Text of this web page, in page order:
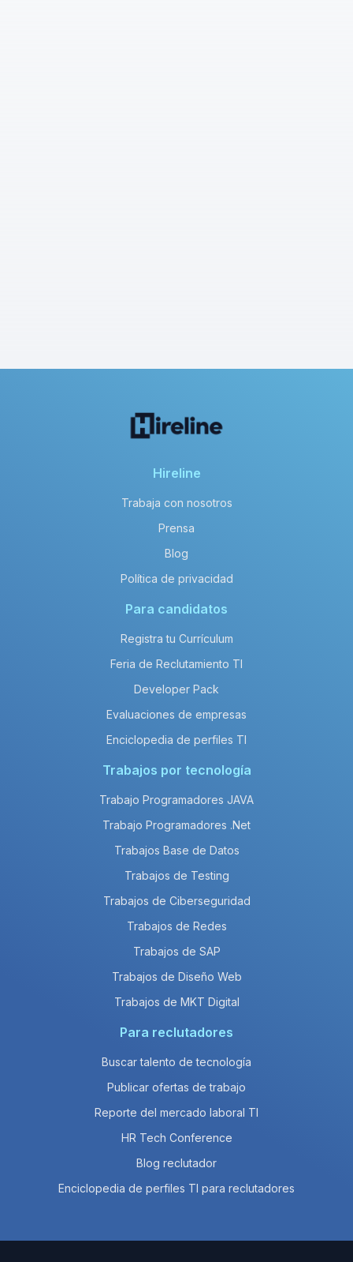
Hireline
Trabaja con nosotros
Prensa
Blog
Política de privacidad
Para candidatos
Registra tu Currículum
Feria de Reclutamiento TI
Developer Pack
Evaluaciones de empresas
Enciclopedia de perfiles TI
Trabajos por tecnología
Trabajo Programadores JAVA
Trabajo Programadores .Net
Trabajos Base de Datos
Trabajos de Testing
Trabajos de Ciberseguridad
Trabajos de Redes
Trabajos de SAP
Trabajos de Diseño Web
Trabajos de MKT Digital
Para reclutadores
Buscar talento de tecnología
Publicar ofertas de trabajo
Reporte del mercado laboral TI
HR Tech Conference
Blog reclutador
Enciclopedia de perfiles TI para reclutadores